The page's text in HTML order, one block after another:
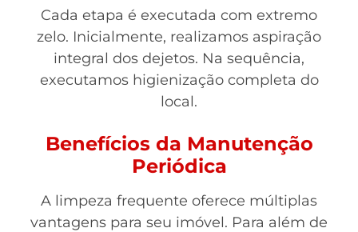
Cada etapa é executada com extremo
zelo. Inicialmente, realizamos aspiração
integral dos dejetos. Na sequência,
executamos higienização completa do
local.
Benefícios da Manutenção
Periódica
A limpeza frequente oferece múltiplas
vantagens para seu imóvel. Para além de